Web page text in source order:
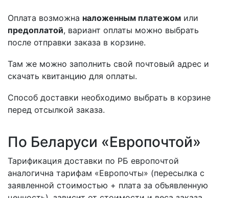
Оплата возможна наложенным платежом или
предоплатой, вариант оплаты можно выбрать
после отправки заказа в корзине.
Там же можно заполнить свой почтовый адрес и
скачать квитанцию для оплаты.
Способ доставки необходимо выбрать в корзине
перед отсылкой заказа.
По Беларуси «Европочтой»
Тарификация доставки по РБ европочтой
аналогична тарифам «Европочты» (пересылка с
заявленной стоимостью + плата за объявленную